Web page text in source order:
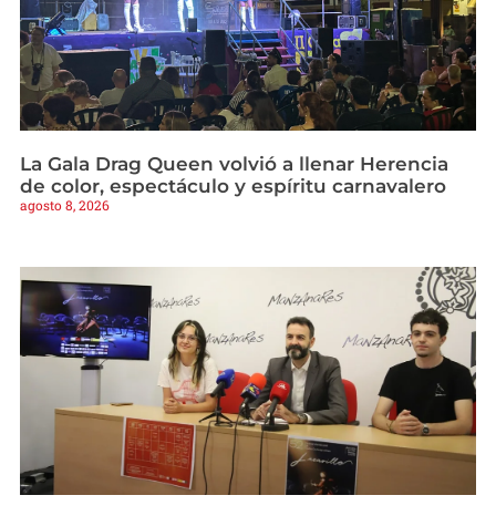
La Gala Drag Queen volvió a llenar Herencia
de color, espectáculo y espíritu carnavalero
agosto 8, 2026